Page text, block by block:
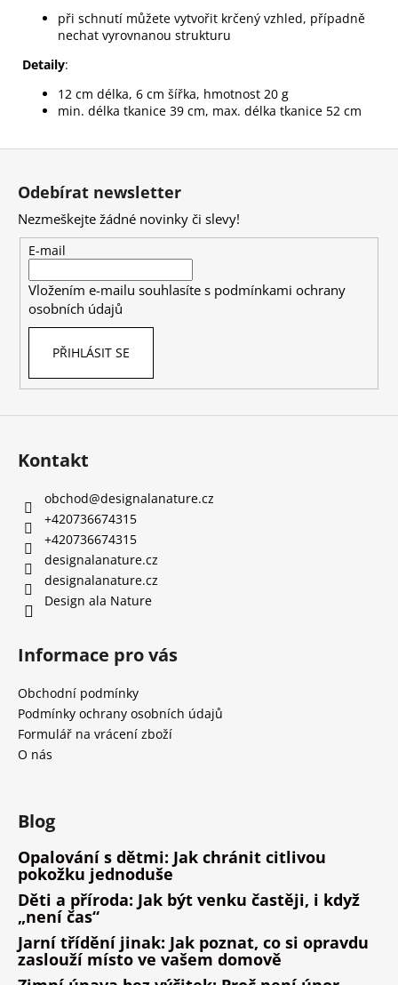
při schnutí můžete vytvořit krčený vzhled, případně
nechat vyrovnanou strukturu
Detaily:
12 cm délka, 6 cm šířka, hmotnost 20 g
min. délka tkanice 39 cm, max. délka tkanice 52 cm
Z
Odebírat newsletter
Nezmeškejte žádné novinky či slevy!
E-mail
Vložením e-mailu souhlasíte s podmínkami ochrany
osobních údajů
PŘIHLÁSIT SE
Kontakt
obchod@designalanature.cz
+420736674315
+420736674315
designalanature.cz
designalanature.cz
Design ala Nature
Informace pro vás
Obchodní podmínky
Podmínky ochrany osobních údajů
Formulář na vrácení zboží
O nás
Blog
Opalování s dětmi: Jak chránit citlivou
pokožku jednoduše
Děti a příroda: Jak být venku častěji, i když
„není čas“
Jarní třídění jinak: Jak poznat, co si opravdu
zaslouží místo ve vašem domově